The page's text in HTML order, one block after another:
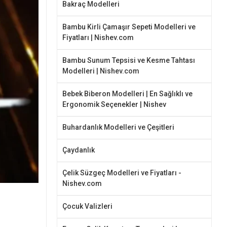
Bakraç Modelleri
Bambu Kirli Çamaşır Sepeti Modelleri ve
Fiyatları | Nishev.com
Bambu Sunum Tepsisi ve Kesme Tahtası
Modelleri | Nishev.com
Bebek Biberon Modelleri | En Sağlıklı ve
Ergonomik Seçenekler | Nishev
Buhardanlık Modelleri ve Çeşitleri
Çaydanlık
Çelik Süzgeç Modelleri ve Fiyatları -
Nishev.com
Çocuk Valizleri